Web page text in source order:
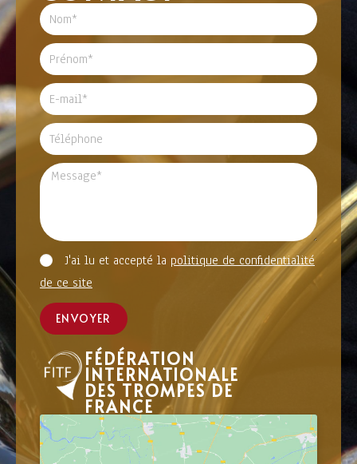
J'ai lu et accepté la politique de confidentialité
de ce site
ENVOYER
FÉDÉRATION
INTERNATIONALE
DES TROMPES DE
FRANCE